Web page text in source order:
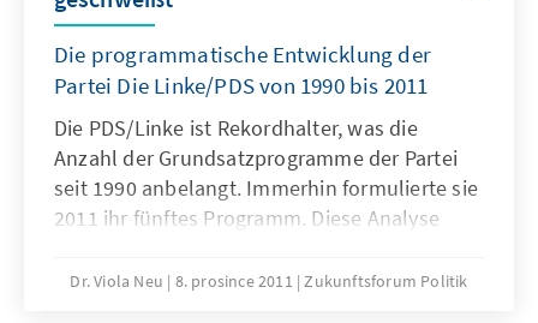
Die programmatische Entwicklung der
Partei Die Linke/PDS von 1990 bis 2011
Die PDS/Linke ist Rekordhalter, was die
Anzahl der Grundsatzprogramme der Partei
seit 1990 anbelangt. Immerhin formulierte sie
2011 ihr fünftes Programm. Diese Analyse
Hauptzielen und dem ideologischen Wandel
Dr. Viola Neu 8. prosince 2011 Zukunftsforum Politik